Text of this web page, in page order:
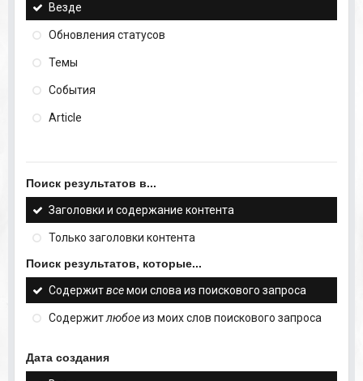
Везде
Обновления статусов
Темы
События
Article
Поиск результатов в...
Заголовки и содержание контента
Только заголовки контента
Поиск результатов, которые...
Содержитвсемои слова из поискового запроса
Содержитлюбоеиз моих слов поискового запроса
Дата создания